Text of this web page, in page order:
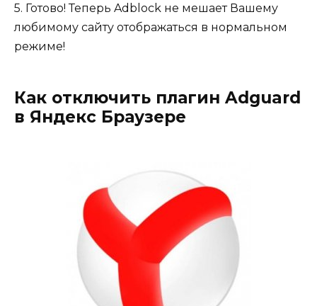
5. Готово! Теперь Adblock не мешает Вашему
любимому сайту отображаться в нормальном
режиме!
Как отключить плагин Adguard
в Яндекс Браузере